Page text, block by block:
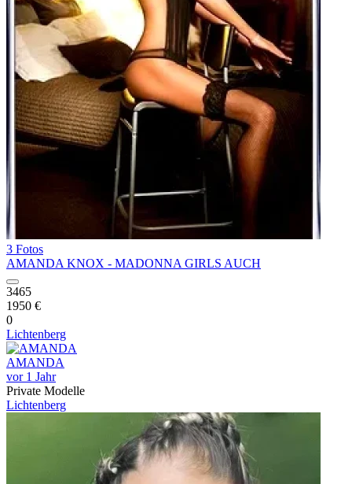
3 Fotos
AMANDA KNOX - MADONNA GIRLS AUCH
3465
1950 €
0
Lichtenberg
AMANDA
vor 1 Jahr
Private Modelle
Lichtenberg